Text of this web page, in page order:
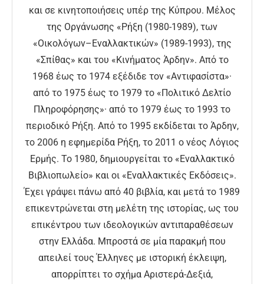
και σε κινητοποιήσεις υπέρ της Κύπρου. Μέλος
της Οργάνωσης «Ρήξη (1980-1989), των
«Οικολόγων–Εναλλακτικών» (1989-1993), της
«Σπίθας» και του «Κινήματος Άρδην». Από το
1968 έως το 1974 εξέδιδε τον «Αντιφασίστα»·
από το 1975 έως το 1979 το «Πολιτικό Δελτίο
Πληροφόρησης»· από το 1979 έως το 1993 το
περιοδικό Ρήξη. Από το 1995 εκδίδεται το Άρδην,
το 2006 η εφημερίδα Ρήξη, το 2011 ο νέος Λόγιος
Ερμής. Το 1980, δημιουργείται το «Εναλλακτικό
Βιβλιοπωλείο» και οι «Εναλλακτικές Εκδόσεις».
Έχει γράψει πάνω από 40 βιβλία, και μετά το 1989
επικεντρώνεται στη μελέτη της ιστορίας, ως του
επικέντρου των ιδεολογικών αντιπαραθέσεων
στην Ελλάδα. Μπροστά σε μία παρακμή που
απειλεί τους Έλληνες με ιστορική έκλειψη,
απορρίπτει το σχήμα Αριστερά-Δεξιά,